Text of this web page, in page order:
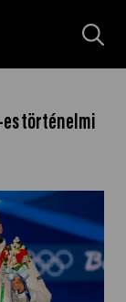
es történelmi